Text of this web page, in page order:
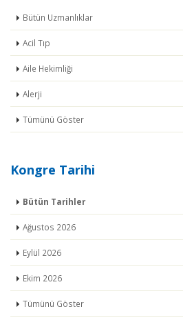
Bütün Uzmanlıklar
Acil Tıp
Aile Hekimliği
Alerji
Tümünü Göster
Kongre Tarihi
Bütün Tarihler
Ağustos 2026
Eylül 2026
Ekim 2026
Tümünü Göster